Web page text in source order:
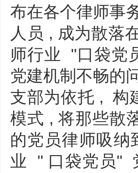
布在各个律师事
人员 , 成为散落
师行业 "口袋党
党建机制不畅的
支部为依托 , 构
模式 , 将那些散
的党员律师吸
业 " 口袋党员"